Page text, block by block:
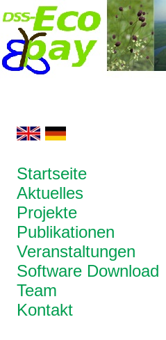
Startseite
Aktuelles
Projekte
Publikationen
Veranstaltungen
Software Download
Team
Kontakt